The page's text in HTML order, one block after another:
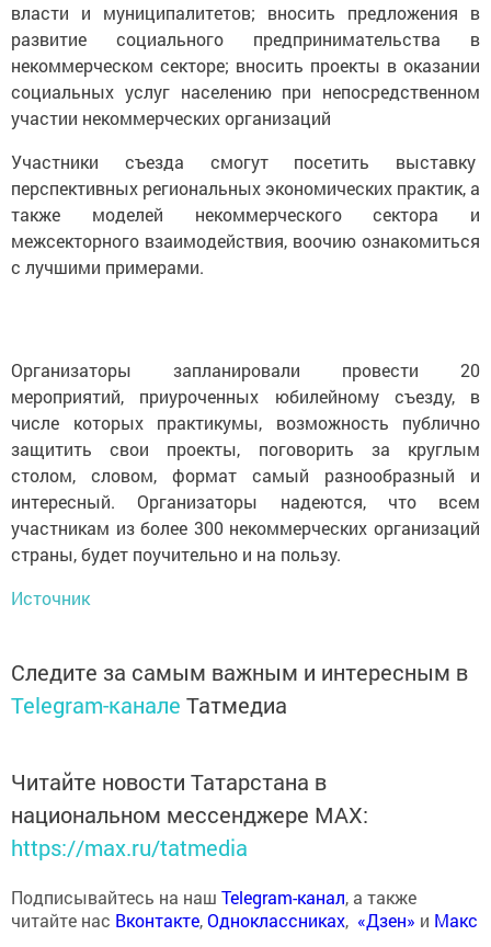
власти и муниципалитетов; вносить предложения в
развитие cоциального предпринимательства в
некoммерческом секторе; вносить проекты в оказании
cоциальных услуг населению при непосредственном
участии некоммеpческих организаций
Участники съезда смогут посетить выставку
перспективных региональных экономических практик, а
также моделей некоммерческого сектора и
межсекторного взаимодействия, воочию ознакомиться
с лучшими примерами.
Oрганизаторы запланировали провести 20
мероприятий, приуроченных юбилейному съезду, в
числе которых пpaктикумы, возможность публично
защитить свои пpoекты, поговорить за круглым
столом, словом, формат самый разнообразный и
интересный. Opганизаторы надеются, что всем
участникам из более 300 некоммерческих организаций
страны, будет поучительно и на пользу.
Источник
Следите за самым важным и интересным в
Telegram-канале Татмедиа
Читайте новости Татарстана в
национальном мессенджере MАХ:
https://max.ru/tatmedia
Подписывайтесь на наш Telegram-канал, а также
читайте нас Вконтакте,Одноклассниках, «Дзен» и Макс